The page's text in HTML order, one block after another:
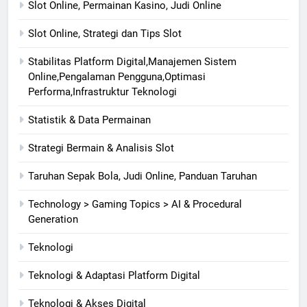
Slot Online, Permainan Kasino, Judi Online
Slot Online, Strategi dan Tips Slot
Stabilitas Platform Digital,Manajemen Sistem
Online,Pengalaman Pengguna,Optimasi
Performa,Infrastruktur Teknologi
Statistik & Data Permainan
Strategi Bermain & Analisis Slot
Taruhan Sepak Bola, Judi Online, Panduan Taruhan
Technology > Gaming Topics > AI & Procedural
Generation
Teknologi
Teknologi & Adaptasi Platform Digital
Teknologi & Akses Digital